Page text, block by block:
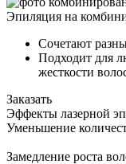
Эпиляция на
Сочетают
Подходит для
жесткости
Заказать
Эффекты лазерной
Уменьшение
Замедление роста